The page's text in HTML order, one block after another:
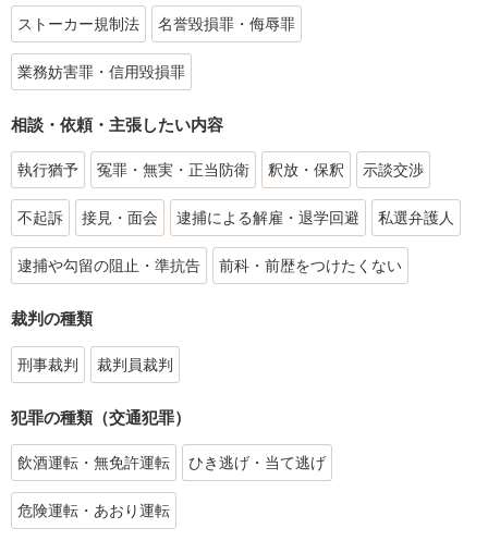
ストーカー規制法 名誉毀損罪・侮辱罪
業務妨害罪・信用毀損罪
相談・依頼・主張したい内容
執行猶予 冤罪・無実・正当防衛 釈放・保釈 示談交渉
不起訴 接見・面会 逮捕による解雇・退学回避 私選弁護人
逮捕や勾留の阻止・準抗告 前科・前歴をつけたくない
裁判の種類
刑事裁判 裁判員裁判
犯罪の種類（交通犯罪）
飲酒運転・無免許運転 ひき逃げ・当て逃げ
危険運転・あおり運転